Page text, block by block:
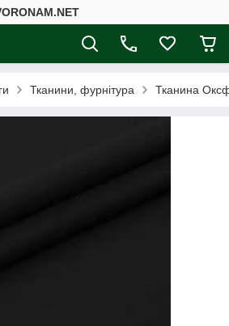
Тканини, фурнітура Тканина